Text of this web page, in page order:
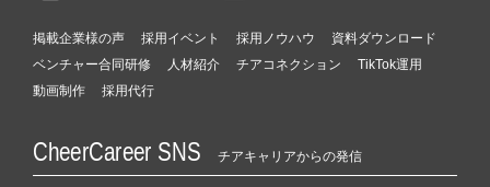
掲載企業様の声 採用イベント 採用ノウハウ
資料ダウンロード
ベンチャー合同研修
人材紹介 チアコネクション
TikTok運用
動画制作
採用代行
CheerCareer SNS チアキャリアからの発信